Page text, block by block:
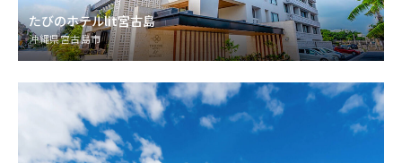
たびのホテルlit宮古島
沖縄県宮古島市